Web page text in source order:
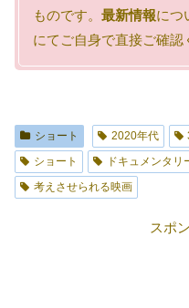
ものです。 最新情報につ
にてご自身で直接ご確認
ショート 2020年代
ショート
ドキュメンタリ
考えさせられる映画
スポ